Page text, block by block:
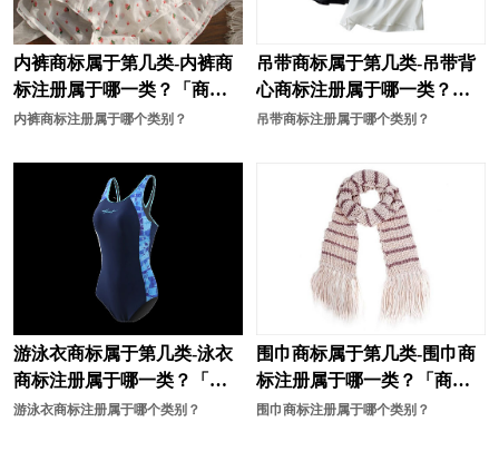
卫生商标注册 玩具商标注册
袜商标注册 文具商标注册
卫浴商标注册 橡胶商标注册
鞋商标注册
鱼商标注册
娱乐商标注册 医疗商标注册
运动商标注册 运动器材商标注册
衣物商标注册 医疗器械商标注册
内裤商标属于第几类-内裤商
标注册属于哪一类？「商标
分类」
内裤商标注册属于哪个类别？
吊带商标属于第几类-吊带背
心商标注册属于哪一类？
「商标分类」
吊带商标注册属于哪个类别？
游泳衣商标属于第几类-泳衣
商标注册属于哪一类？「商
标分类」
游泳衣商标注册属于哪个类别？
围巾商标属于第几类-围巾商
标注册属于哪一类？「商标
分类」
围巾商标注册属于哪个类别？